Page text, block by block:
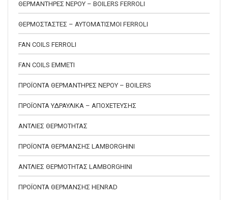
ΘΕΡΜΑΝΤΗΡΕΣ ΝΕΡΟΥ – BOILERS FERROLI
ΘΕΡΜΟΣΤΑΣΤΕΣ – ΑΥΤΟΜΑΤΙΣΜΟΙ FERROLI
FAN COILS FERROLI
FAN COILS EMMETI
ΠΡΟΪΟΝΤΑ ΘΕΡΜΑΝΤΗΡΕΣ ΝΕΡΟΥ – BOILERS
ΠΡΟΪΟΝΤΑ ΥΔΡΑΥΛΙΚΑ – ΑΠΟΧΕΤΕΥΣΗΣ
ΑΝΤΛΙΕΣ ΘΕΡΜΟΤΗΤΑΣ
ΠΡΟΪΟΝΤΑ ΘΕΡΜΑΝΣΗΣ LAMBORGHINI
ΑΝΤΛΙΕΣ ΘΕΡΜΟΤΗΤΑΣ LAMBORGHINI
ΠΡΟΪΟΝΤΑ ΘΕΡΜΑΝΣΗΣ HENRAD